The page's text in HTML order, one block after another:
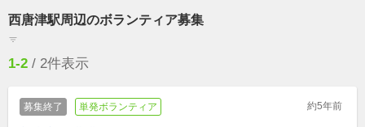
西唐津駅周辺のボランティア募集
filter_list
1-2 / 2件表示
募集終了 単発ボランティア 約5年前